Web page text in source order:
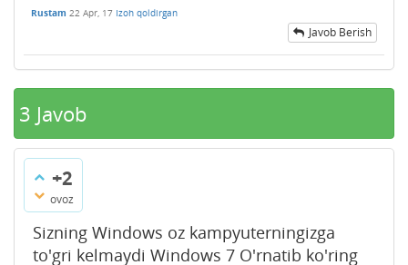
Rustam 22 Apr, 17 Izoh qoldirgan
Javob Berish
3 Javob
+2
ovoz
Sizning Windows oz kampyuterningizga
to'gri kelmaydi Windows 7 O'rnatib ko'ring